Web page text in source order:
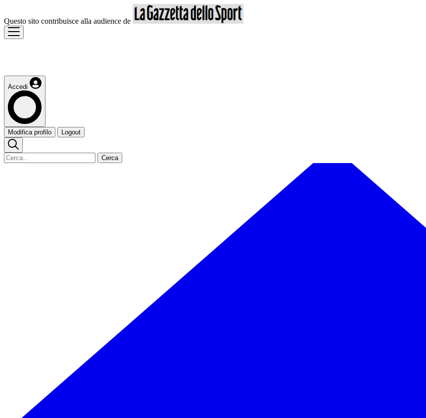
Questo sito contribuisce alla audience de
Accedi
Modifica profilo Logout
Cerca